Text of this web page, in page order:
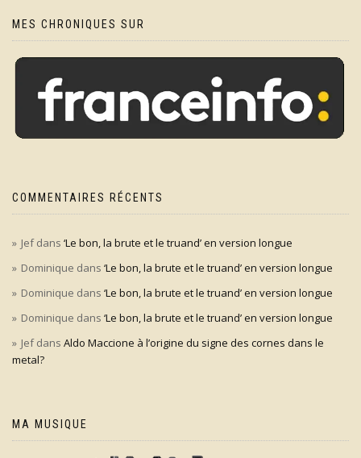
MES CHRONIQUES SUR
COMMENTAIRES RÉCENTS
Jefdans ‘Le bon, la brute et le truand’ en version longue
Dominique dans ‘Le bon, la brute et le truand’ en version longue
Dominique dans ‘Le bon, la brute et le truand’ en version longue
Dominique dans ‘Le bon, la brute et le truand’ en version longue
Jefdans Aldo Maccione à l’origine du signe des cornes dans le
metal?
MA MUSIQUE